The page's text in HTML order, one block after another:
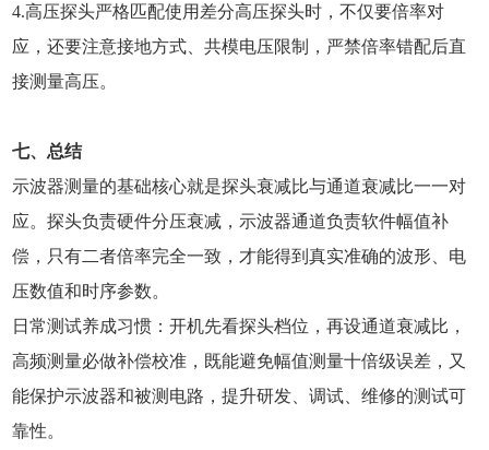
4.高压探头严格匹配使用差分高压探头时，不仅要倍率对
应，还要注意接地方式、共模电压限制，严禁倍率错配后直
接测量高压。
七、总结
示波器测量的基础核心就是探头衰减比与通道衰减比一一对
应。探头负责硬件分压衰减，示波器通道负责软件幅值补
偿，只有二者倍率完全一致，才能得到真实准确的波形、电
压数值和时序参数。
日常测试养成习惯：开机先看探头档位，再设通道衰减比，
高频测量必做补偿校准，既能避免幅值测量十倍级误差，又
能保护示波器和被测电路，提升研发、调试、维修的测试可
靠性。